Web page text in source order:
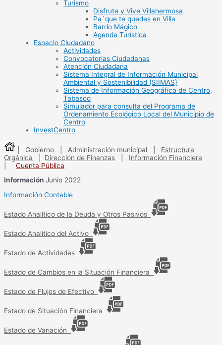
Turismo
Disfruta y Vive Villahermosa
Pa´que te quedes en Villa
Barrio Mágico
Agenda Turística
Espacio Ciudadano
Actividades
Convocatorias Ciudadanas
Atención Ciudadana
Sistema Integral de Información Municipal
Ambiental y Sostenibilidad (SIIMAS)
Sistema de Información Geográfica de Centro,
Tabasco
Simulador para consulta del Programa de
Ordenamiento Ecológico Local del Municipio de
Centro
InvestCentro
| Gobierno | Administración municipal
Estructura
Orgánica
Dirección de Finanzas
Información Financiera
Cuenta Pública
Información Junio 2022
Información Contable
Estado Analítico de la Deuda y Otros Pasivos
Estado Analítico del Activo
Estado de Actividades
Estado de Cambios en la Situación Financiera
Estado de Flujos de Efectivo
Estado de Situación Financiera
Estado de Variación